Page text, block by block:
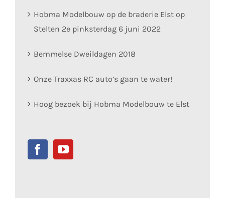
Hobma Modelbouw op de braderie Elst op
Stelten 2e pinksterdag 6 juni 2022
Bemmelse Dweildagen 2018
Onze Traxxas RC auto’s gaan te water!
Hoog bezoek bij Hobma Modelbouw te Elst